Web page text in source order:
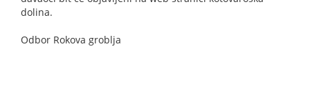
dolina.
Odbor Rokova groblja